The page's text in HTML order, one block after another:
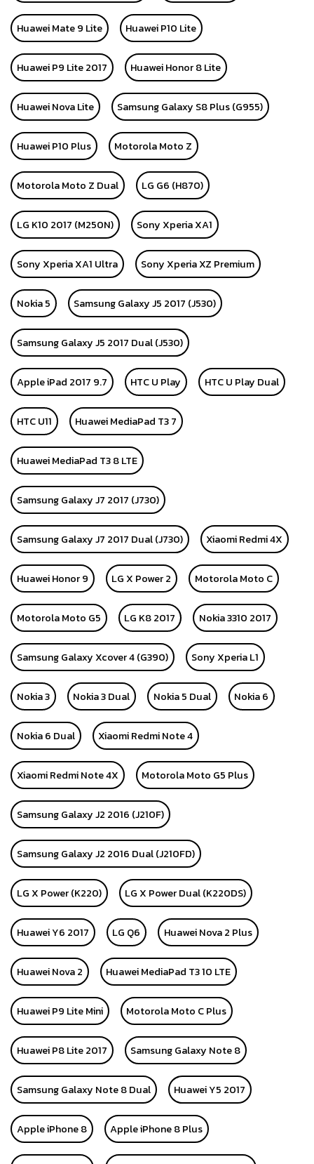
Huawei Mate 9 Lite Huawei P10 Lite
Huawei P9 Lite 2017 Huawei Honor 8 Lite
Huawei Nova Lite Samsung Galaxy S8 Plus (G955)
Huawei P10 Plus Motorola Moto Z
Motorola Moto Z Dual LG G6 (H870)
LG K10 2017 (M250N) Sony Xperia XA1
Sony Xperia XA1 Ultra Sony Xperia XZ Premium
Nokia 5 Samsung Galaxy J5 2017 (J530)
Samsung Galaxy J5 2017 Dual (J530)
Apple iPad 2017 9.7 HTC U Play HTC U Play Dual
HTC U11 Huawei MediaPad T3 7
Huawei MediaPad T3 8 LTE
Samsung Galaxy J7 2017 (J730)
Samsung Galaxy J7 2017 Dual (J730) Xiaomi Redmi 4X
Huawei Honor 9 LG X Power 2 Motorola Moto C
Motorola Moto G5 LG K8 2017 Nokia 3310 2017
Samsung Galaxy Xcover 4 (G390) Sony Xperia L1
Nokia 3 Nokia 3 Dual Nokia 5 Dual Nokia 6
Nokia 6 Dual Xiaomi Redmi Note 4
Xiaomi Redmi Note 4X Motorola Moto G5 Plus
Samsung Galaxy J2 2016 (J210F)
Samsung Galaxy J2 2016 Dual (J210FD)
LG X Power (K220) LG X Power Dual (K220DS)
Huawei Y6 2017 LG Q6 Huawei Nova 2 Plus
Huawei Nova 2 Huawei MediaPad T3 10 LTE
Huawei P9 Lite Mini Motorola Moto C Plus
Huawei P8 Lite 2017 Samsung Galaxy Note 8
Samsung Galaxy Note 8 Dual Huawei Y5 2017
Apple iPhone 8 Apple iPhone 8 Plus